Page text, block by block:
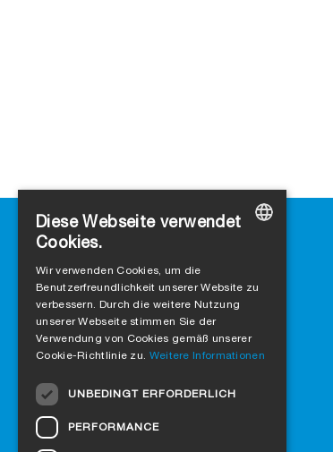
Kontakt
SIGA
Rütmattstrasse 7
CH-6017 Ruswil
zu Google Maps
Kontaktformular
Vertraue auf zertifizierte Qualität
ENGLISH
FRENCH
Diese Webseite verwendet
Cookies.
Wir verwenden Cookies, um die
Benutzerfreundlichkeit unserer Website zu
verbessern. Durch die weitere Nutzung
unserer Webseite stimmen Sie der
Verwendung von Cookies gemäß unserer
Cookie-Richtlinie zu. Weitere Informationen
UNBEDINGT ERFORDERLICH
PERFORMANCE